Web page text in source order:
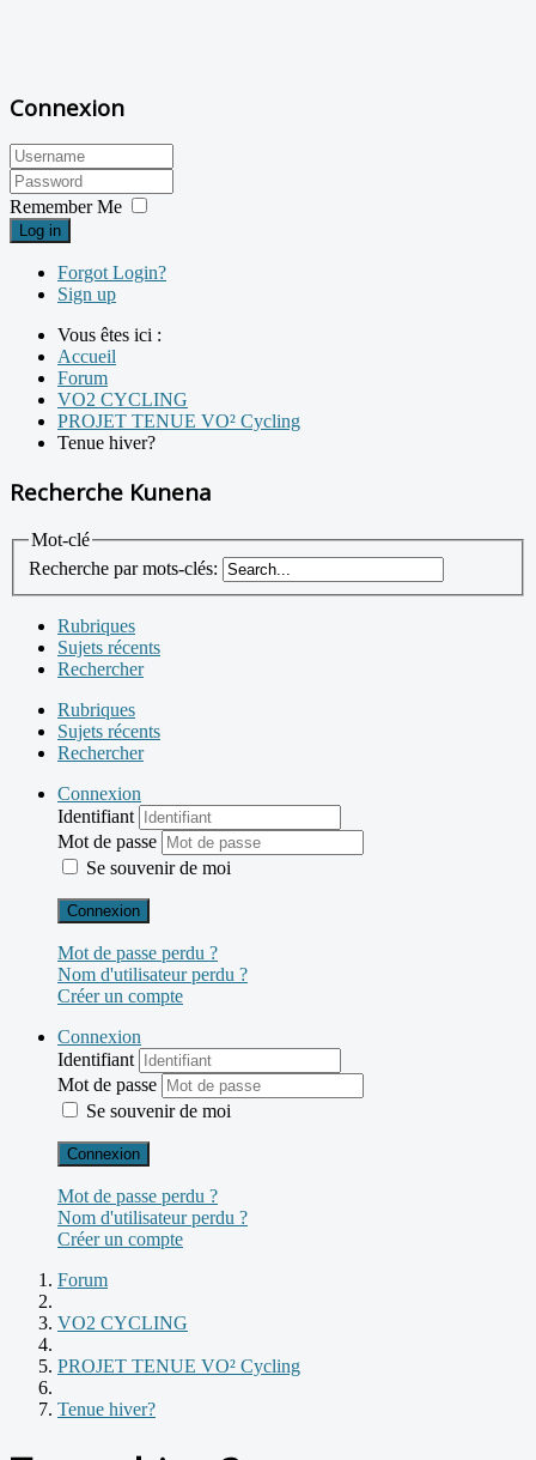
Connexion
Remember Me
Log in
Forgot Login?
Sign up
Vous êtes ici :
Accueil
Forum
VO2 CYCLING
PROJET TENUE VO² Cycling
Tenue hiver?
Recherche Kunena
Mot-clé
Recherche par mots-clés:
Rubriques
Sujets récents
Rechercher
Rubriques
Sujets récents
Rechercher
Connexion
Identifiant
Mot de passe
Se souvenir de moi
Connexion
Mot de passe perdu ?
Nom d'utilisateur perdu ?
Créer un compte
Connexion
Identifiant
Mot de passe
Se souvenir de moi
Connexion
Mot de passe perdu ?
Nom d'utilisateur perdu ?
Créer un compte
Forum
VO2 CYCLING
PROJET TENUE VO² Cycling
Tenue hiver?